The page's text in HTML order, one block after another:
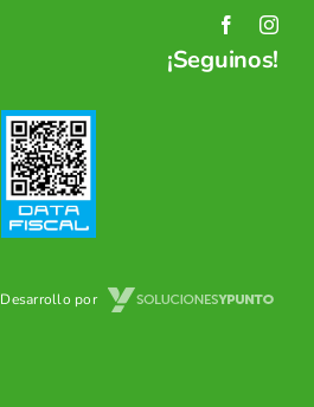
¡Seguinos!
Desarrollo por